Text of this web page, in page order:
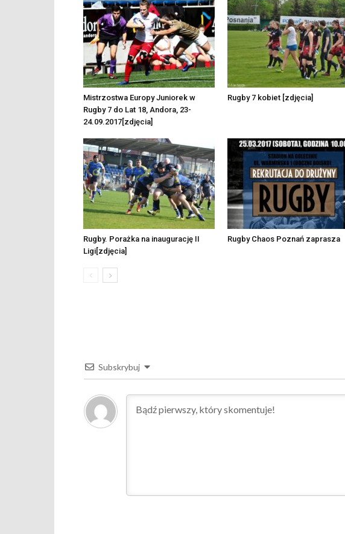
Mistrzostwa Europy Juniorek w
Rugby 7 do Lat 18, Andora, 23-
24.09.2017[zdjęcia]
Rugby 7 kobiet [zdjęcia]
Rugby. Porażka na inaugurację II
Ligi[zdjęcia]
Rugby Chaos Poznań zaprasza
Subskrybuj